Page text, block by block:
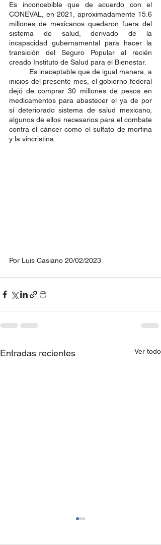
Es inconcebible que de acuerdo con el
CONEVAL, en 2021, aproximadamente 15.6
millones de mexicanos quedaron fuera del
sistema de salud, derivado de la
incapacidad gubernamental para hacer la
transición del Seguro Popular al recién
creado Instituto de Salud para el Bienestar.
inicios del presente mes, el gobierno federal
dejó de comprar 30 millones de pesos en
medicamentos para abastecer el ya de por
sí deteriorado sistema de salud mexicano,
algunos de ellos necesarios para el combate
contra el cáncer como el sulfato de morfina
y la vincristina.
Por Luis Casiano 20/02/2023
Entradas recientes Ver todo